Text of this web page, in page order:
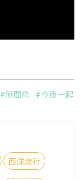
#無間鳥 #今夜一起
西洋流行